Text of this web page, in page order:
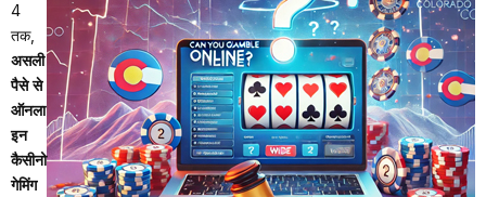
4
तक,
असली
पैसे से
ऑनला
इन
कैसीनो
गेमिंग